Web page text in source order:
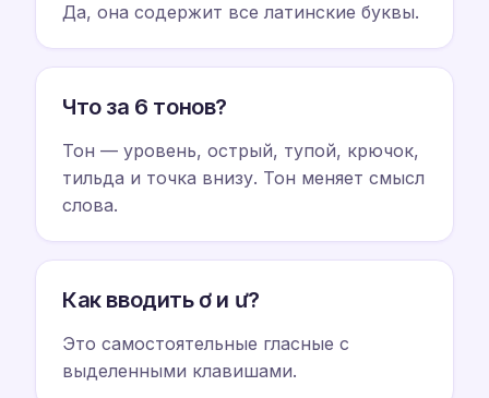
Да, она содержит все латинские буквы.
Что за 6 тонов?
Тон — уровень, острый, тупой, крючок,
тильда и точка внизу. Тон меняет смысл
слова.
Как вводить ơ и ư?
Это самостоятельные гласные с
выделенными клавишами.